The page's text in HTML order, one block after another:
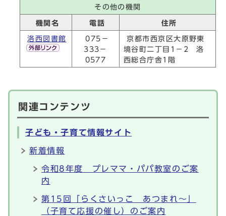
その他の機関
機関名 電話 住所
洛西図書館
075－
333－
0577
京都市西京区大原野東
境谷町二丁目1－2 洛
西総合庁舎1階
関連コンテンツ
子ども・子育て情報サイト
新着情報
令和8年度 プレママ・パパ教室のご案
内
第15回「らくさいっこ あつまれ～」
（子育て応援の催し）のご案内